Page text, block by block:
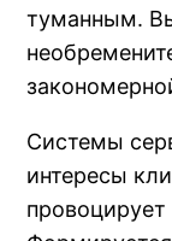
туманным.
Системы
интересы